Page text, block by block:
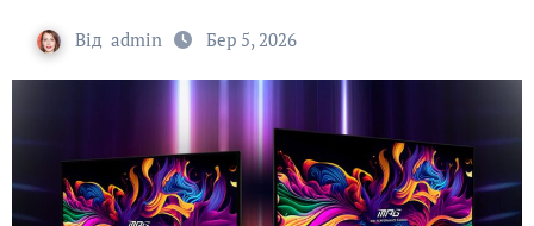
Від admin Бер 5, 2026